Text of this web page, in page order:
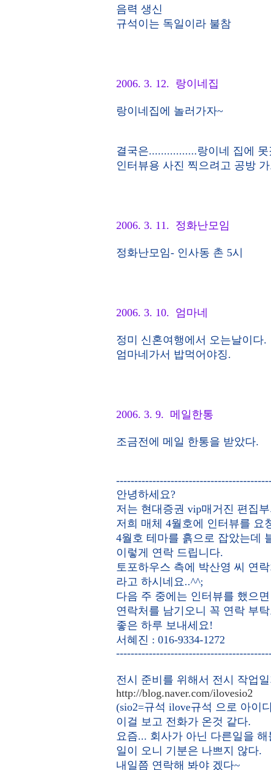
음력 생신
규석이는 독일이라 불참
2006. 3. 12. 랑이네집
랑이네집에 놀러가자~
결국은................랑이네 집에
인터뷰용 사진 찍으려고 공방
2006. 3. 11. 정화난모임
정화난모임- 인사동 촌 5시
2006. 3. 10. 엄마네
정미 신혼여행에서 오는날이다.
엄마네가서 밥먹어야징.
2006. 3. 9. 메일한통
조금전에 메일 한통을 받았다.
안녕하세요?
저는 현대증권 vip매거진 편집
저희 매체 4월호에 인터뷰를 요
4월호 테마를 흙으로 잡았는데
이렇게 연락 드립니다.
토포하우스 측에 박산영 씨 연
라고 하시네요..^^;
다음 주 중에는 인터뷰를 했으
연락처를 남기오니 꼭 연락 부
좋은 하루 보내세요!
서혜진 : 016-9334-1272
전시 준비를 위해서 전시 작업
http://blog.naver.com/ilovesio2
(sio2=규석 ilove규석 으로 아이
이걸 보고 전화가 온것 같다.
요즘... 회사가 아닌 다른일을
일이 오니 기분은 나쁘지 않다.
내일쯤 연락해 봐야 겠다~